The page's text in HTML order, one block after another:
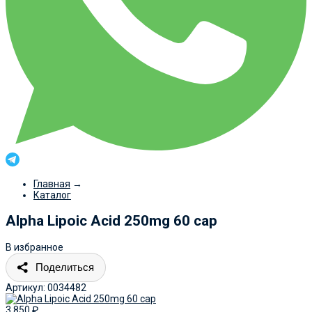
Главная →
Каталог
Alpha Lipoic Acid 250mg 60 cap
В избранное
Поделиться
Артикул: 0034482